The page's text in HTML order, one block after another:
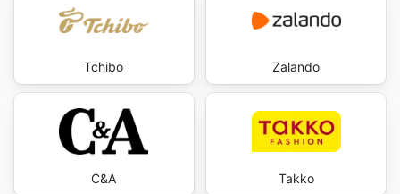
Tchibo
C&A
Zalando
Takko